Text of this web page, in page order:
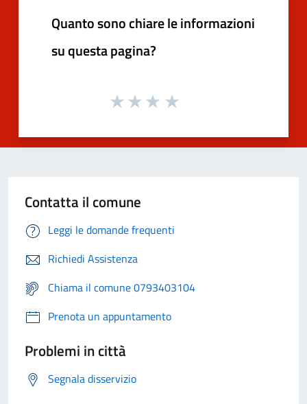
Quanto sono chiare le informazioni
su questa pagina?
Contatta il comune
Leggi le domande frequenti
Richiedi Assistenza
Chiama il comune 0793403104
Prenota un appuntamento
Problemi in città
Segnala disservizio